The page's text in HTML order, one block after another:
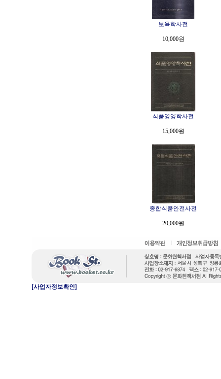
보육학사전
10,000원
식품영양학사전
15,000원
종합식품안전사전
20,000원
[사업자정보확인]